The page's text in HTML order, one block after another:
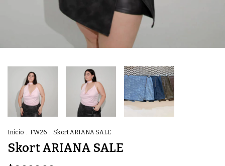
Inicio FW26 Skort ARIANA SALE
Skort ARIANA SALE